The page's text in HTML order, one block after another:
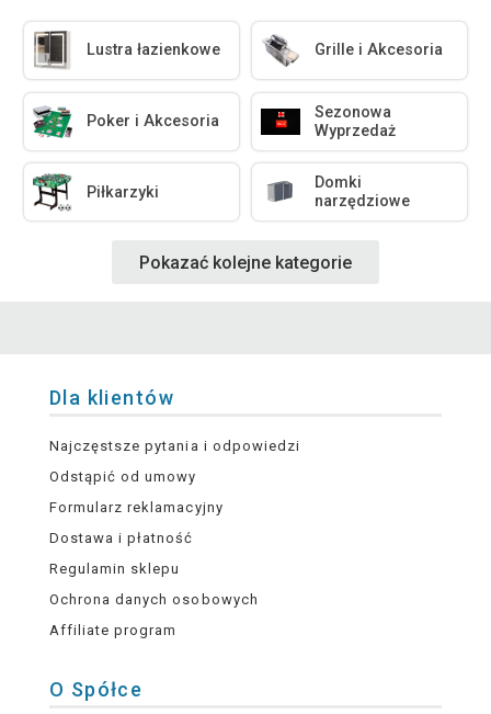
Lustra łazienkowe Grille i Akcesoria
Poker i Akcesoria
Sezonowa
Wyprzedaż
Piłkarzyki
Domki
narzędziowe
Pokazać kolejne kategorie
Dla klientów
Najczęstsze pytania i odpowiedzi
Odstąpić od umowy
Formularz reklamacyjny
Dostawa i płatność
Regulamin sklepu
Ochrona danych osobowych
Affiliate program
O Spółce